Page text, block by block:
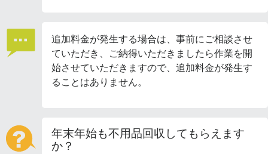
追加料金が発生する場合は、事前にご相談させ
ていただき、ご納得いただきましたら作業を開
始させていただきますので、追加料金が発生す
ることはありません。
年末年始も不用品回収してもらえます
か？